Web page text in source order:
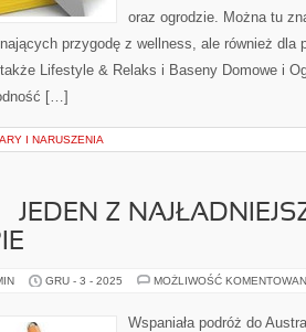
oraz ogrodzie. Można tu
przygodę z wellness, ale również dla
Lifestyle & Relaks i Baseny Domowe i
[…]
I NARUSZENIA
JEDEN Z
GRU - 3 - 2025 MOŻLIWOŚĆ
Wspaniała podróż do